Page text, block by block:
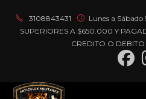
3108843431
Lunes a
SUPERIORES A $650.000 Y
CREDITO O